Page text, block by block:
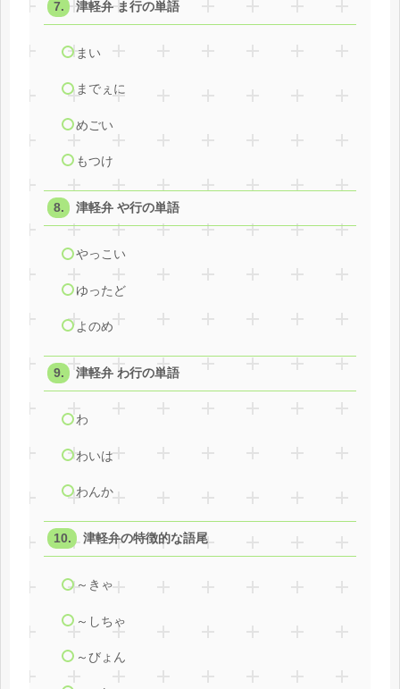
津軽弁 ま行の単語
まい
までぇに
めごい
もつけ
津軽弁 や行の単語
やっこい
ゆったど
よのめ
津軽弁 わ行の単語
わ
わいは
わんか
津軽弁の特徴的な語尾
～きゃ
～しちゃ
～びょん